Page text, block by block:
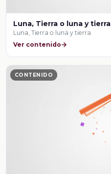
Luna, Tierra o luna y tierra
Luna, Tierra o luna y tierra
Ver contenido
CONTENIDO